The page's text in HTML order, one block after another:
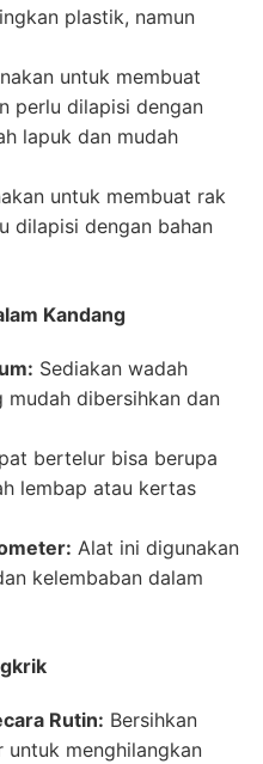
plastik, namun
untuk membuat
perlu dilapisi dengan
lapuk dan mudah
untuk membuat rak
dilapisi dengan bahan
Kandang
Sediakan wadah
mudah dibersihkan dan
bertelur bisa berupa
lembap atau kertas
Alat ini digunakan
kelembaban dalam
Rutin: Bersihkan
untuk menghilangkan